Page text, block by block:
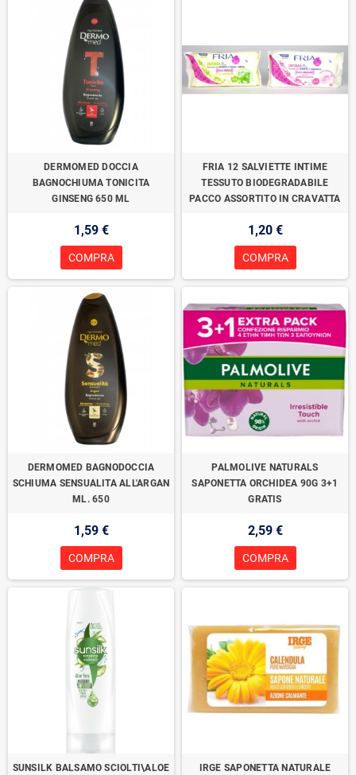
DERMOMED DOCCIA
BAGNOCHIUMA TONICITA
GINSENG 650 ML
1,59 €
COMPRA
FRIA 12 SALVIETTE INTIME
TESSUTO BIODEGRADABILE
PACCO ASSORTITO IN CRAVATTA
1,20 €
COMPRA
DERMOMED BAGNODOCCIA
SCHIUMA SENSUALITA ALL'ARGAN
ML. 650
1,59 €
COMPRA
PALMOLIVE NATURALS
SAPONETTA ORCHIDEA 90G 3+1
GRATIS
2,59 €
COMPRA
SUNSILK BALSAMO SCIOLTI\ALOE
IRGE SAPONETTA NATURALE